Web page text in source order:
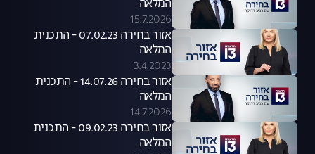
המלאה
15.7.2026
אזור בחירה 07.02.23 - התכנית
המלאה
3.4.2023
אזור בחירה 14.07.26 - התכנית
המלאה
14.7.2026
אזור בחירה 09.02.23 - התכנית
המלאה